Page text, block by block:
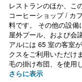
レストランのほか、こ
コーヒーショップ / カ
料です。 その他の設
屋外プール、および会
アルには 65 室の客室
クスをご利用いただけ
毛の掛け布団、を使用
さらに表示